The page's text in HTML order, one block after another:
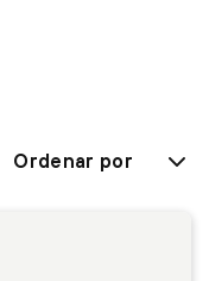
Ordenar por